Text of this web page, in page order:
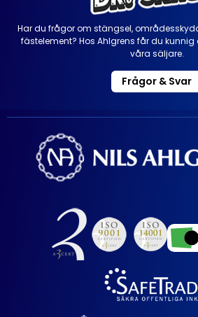
Har du frågor om stängsel,
fästelement? Hos Ahlgrens får du
våra säljare.
Frågor & Svar